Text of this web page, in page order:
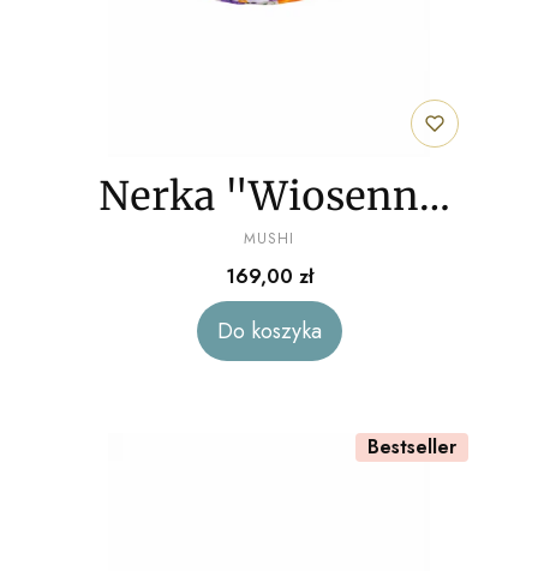
Nerka "Wiosenna
łąka" welur
PRODUCENT
MUSHI
Cena
169,00 zł
Do koszyka
Bestseller